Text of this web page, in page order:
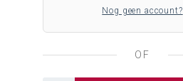
Nog geen account?
OF